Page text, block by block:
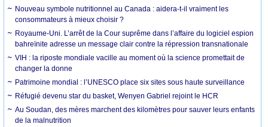
Nouveau symbole nutritionnel au Canada : aidera-t-il vraiment les
consommateurs à mieux choisir ?
Royaume-Uni. L’arrêt de la Cour suprême dans l’affaire du logiciel espion
bahreïnite adresse un message clair contre la répression transnationale
VIH : la riposte mondiale vacille au moment où la science promettait de
changer la donne
Patrimoine mondial : l’UNESCO place six sites sous haute surveillance
Réfugié devenu star du basket, Wenyen Gabriel rejoint le HCR
Au Soudan, des mères marchent des kilomètres pour sauver leurs enfants
de la malnutrition